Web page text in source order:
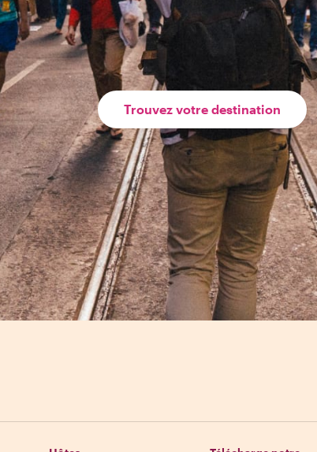
Trouvez votre destination